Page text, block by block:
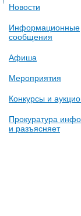
Новости
Информационные
сообщения
Афиша
Мероприятия
Конкурсы и
Прокуратура
и разъясняет